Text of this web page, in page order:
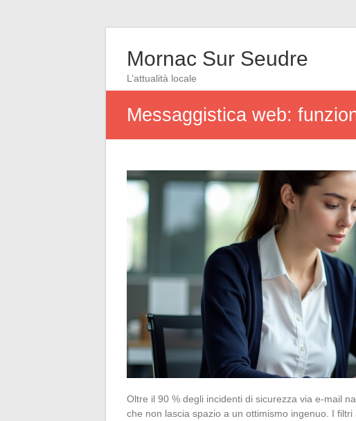
Mornac Sur Seudre
L’attualità locale
Messaggistica web:
Oltre il 90 % degli incidenti di sicurezza via e-mail
che non lascia spazio a un ottimismo ingenuo. I